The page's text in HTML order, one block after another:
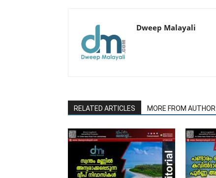
Dweep Malayali
RELATED ARTICLES MORE FROM AUTHOR